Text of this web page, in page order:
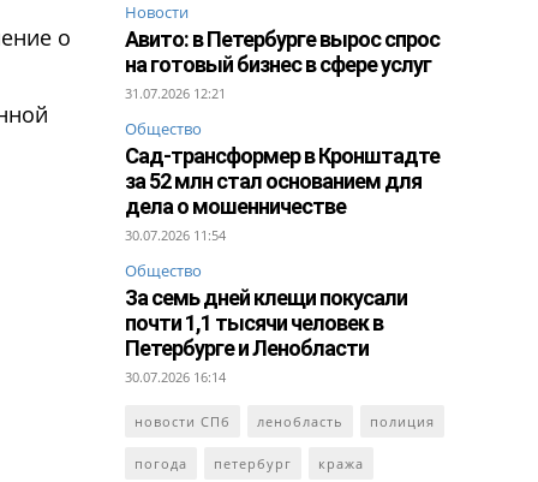
о
Новости
Авито: в Петербурге вырос спрос
на готовый бизнес в сфере услуг
31.07.2026 12:21
Общество
Сад-трансформер в Кронштадте
за 52 млн стал основанием для
дела о мошенничестве
30.07.2026 11:54
Общество
За семь дней клещи покусали
почти 1,1 тысячи человек в
Петербурге и Ленобласти
30.07.2026 16:14
новости СПб ленобласть полиция
погода петербург кража